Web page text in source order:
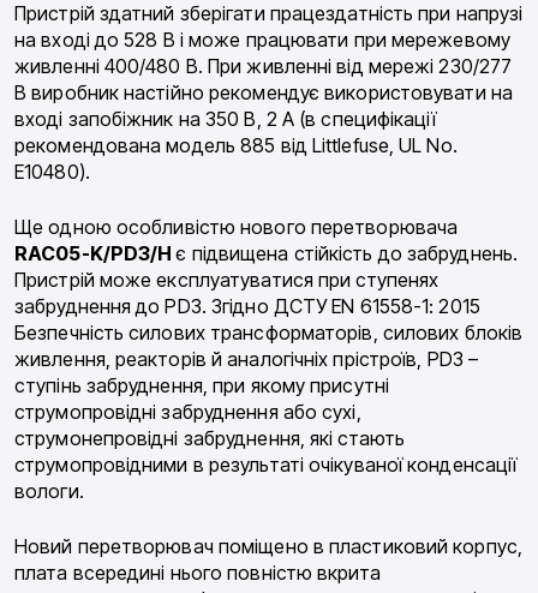
Пристрій здатний зберігати працездатність при напрузі
на вході до 528 В і може працювати при мережевому
живленні 400/480 В. При живленні від мережі 230/277
В виробник настійно рекомендує використовувати на
вході запобіжник на 350 В, 2 A (в специфікації
рекомендована модель 885 від Littlefuse, UL No.
E10480).
Ще одною особливістю нового перетворювача
RAC05-K/PD3/H є підвищена стійкість до забруднень.
Пристрій може експлуатуватися при ступенях
забруднення до PD3. Згідно ДСТУ EN 61558-1: 2015
Безпечність силових трансформаторів, силових блоків
живлення, реакторів й аналогічніх прістроїв, PD3 –
cтупінь забруднення, при якому присутні
струмопровідні забруднення або сухі,
струмонепровідні забруднення, які стають
струмопровідними в результаті очікуваної конденсації
вологи.
Новий перетворювач поміщено в пластиковий корпус,
плата всередині нього повністю вкрита